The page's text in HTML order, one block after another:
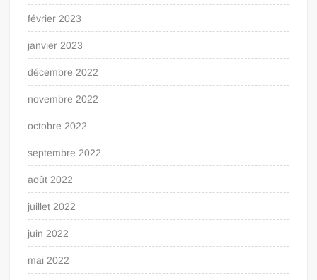
février 2023
janvier 2023
décembre 2022
novembre 2022
octobre 2022
septembre 2022
août 2022
juillet 2022
juin 2022
mai 2022